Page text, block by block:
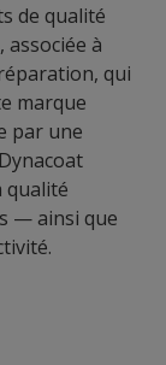
de qualité
associée à
qui
marque
par une
qualité
— ainsi que